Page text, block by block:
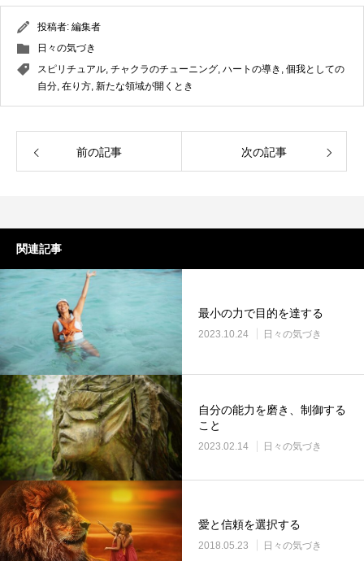
投稿者: 編集者
日々の気づき
スピリチュアル, チャクラのチューニング, ハートの導き , 個我としての
自分, 在り方, 新たな領域が開くとき
前の記事 次の記事
関連記事
最小の力で目的を達する
2023.10.24 日々の気づき
自分の能力を磨き、制御する
こと
2023.02.14 日々の気づき
愛と信頼を選択する
2018.05.23 日々の気づき